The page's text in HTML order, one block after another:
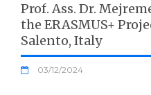
Prof. Ass. Dr.
the ERASMUS+
Salento, Italy
03/12/2024